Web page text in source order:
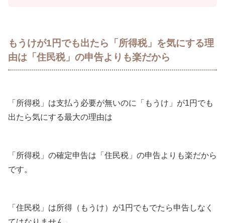
もうけが1円でも出たら「所得税」を気にする理
由は「住民税」の申告よりも楽だから
「所得税」は支払う必要が無いのに「もうけ」が1円でも
出たら気にする最大の理由は
「所得税」の確定申告は「住民税」の申告よりも楽だから
です。
「住民税」は所得（もうけ）が1円でもでたら申告しなく